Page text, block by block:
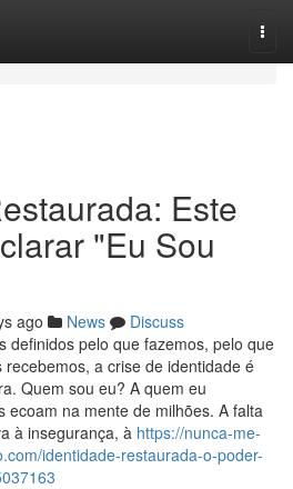
Este
"Eu Sou
ago News
Discuss
definidos pelo que fazemos, pelo que
a crise de identidade é
Quem sou eu? A quem eu
ecoam na mente de milhões. A falta
à insegurança, à https://nunca-me-
identidade-restaurada-o-poder-